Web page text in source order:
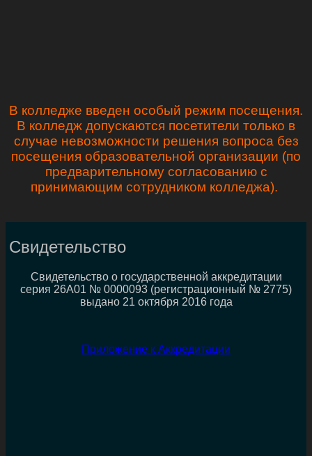
В колледже введен особый режим посещения.
В колледж допускаются посетители только в
случае невозможности решения вопроса без
посещения образовательной организации (по
предварительному согласованию с
принимающим сотрудником колледжа).
Свидетельство
Свидетельство о государственной аккредитации
серия 26А01 № 0000093 (регистрационный № 2775)
выдано 21 октября 2016 года
Приложение к Аккредитации